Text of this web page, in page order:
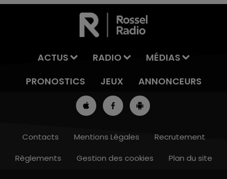
13h00 - 16h00
ACTUS RADIO
MÉDIAS
PRONOSTICS
JEUX ANNONCEURS
Contacts Mentions Légales
Recrutement
Règlements
Gestion des cookies Plan du site